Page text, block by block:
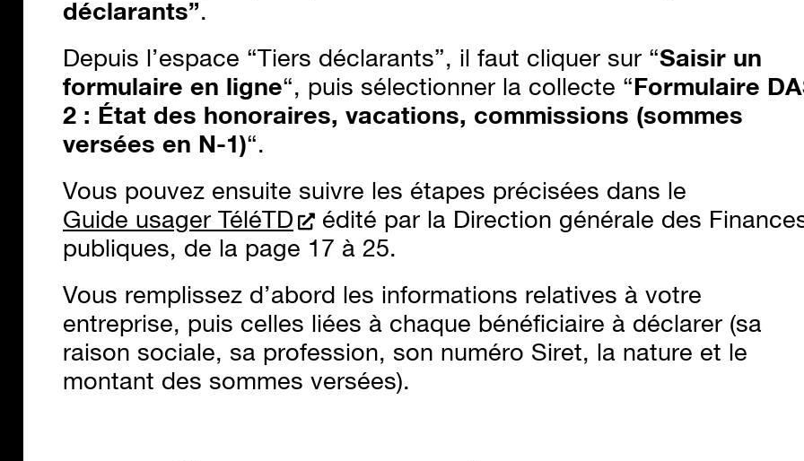
déclarants”.
Depuis l’espace “Tiers déclarants”, il faut cliquer sur “Saisir un
formulaire en ligne“, puis sélectionner la collecte “ Formulaire
2 : État des honoraires, vacations, commissions (sommes
versées en N-1)“.
Vous pouvez ensuite suivre les étapes précisées dans le
Guide usager TéléTD
édité par la Direction générale des
publiques, de la page 17 à 25.
Vous remplissez d’abord les informations relatives à votre
entreprise, puis celles liées à chaque bénéficiaire à déclarer (sa
raison sociale, sa profession, son numéro Siret, la nature et le
montant des sommes versées).